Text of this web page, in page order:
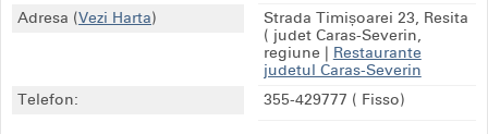
Adresa (Vezi Harta)
Strada Timișoarei 23, Resita
( judet Caras-Severin,
regiune | Restaurante
judetul Caras-Severin
Telefon:
355-429777 ( Fisso)